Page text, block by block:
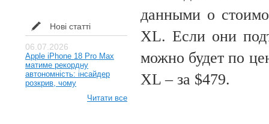
Нові статті
06.07.2026
Apple iPhone 18 Pro Max
матиме рекордну
автономність: інсайдер
розкрив, чому
Читати все
данными о
XL. Если они
можно будет по
XL – за $479.